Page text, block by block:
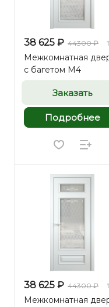
38 625 ₽ 44300 ₽
Межкомнатная
с багетом М4
Заказать
Подробнее
38 625 ₽ 44300 ₽
Межкомнатная